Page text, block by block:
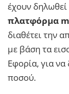
έχουν
πλατφόρμα
διαθέτει την
με βάση τα
Εφορία, για
ποσού.